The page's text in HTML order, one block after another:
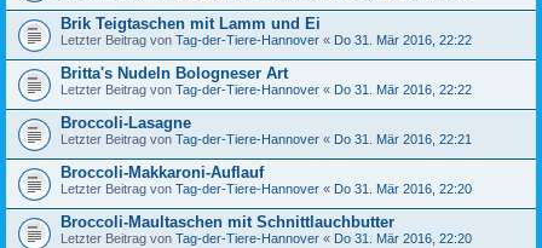
Brik Teigtaschen mit Lamm und Ei
Letzter Beitrag von Tag-der-Tiere-Hannover « Do 31. Mär 2016, 22:22
Britta's Nudeln Bologneser Art
Letzter Beitrag von Tag-der-Tiere-Hannover « Do 31. Mär 2016, 22:22
Broccoli-Lasagne
Letzter Beitrag von Tag-der-Tiere-Hannover « Do 31. Mär 2016, 22:21
Broccoli-Makkaroni-Auflauf
Letzter Beitrag von Tag-der-Tiere-Hannover « Do 31. Mär 2016, 22:20
Broccoli-Maultaschen mit Schnittlauchbutter
Letzter Beitrag von Tag-der-Tiere-Hannover « Do 31. Mär 2016, 22:20